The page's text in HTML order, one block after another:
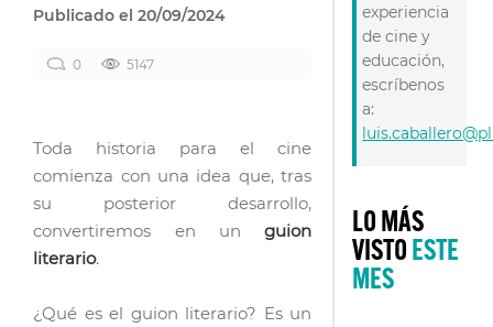
Publicado el 20/09/2024
0 5147
Toda historia para el cine
comienza con una idea que, tras
su posterior desarrollo,
convertiremos en un guion
literario.
¿Qué es el guion literario? Es un
experiencia
de cine y
educación,
escríbenos
a:
LO MÁS
VISTO ESTE
MES